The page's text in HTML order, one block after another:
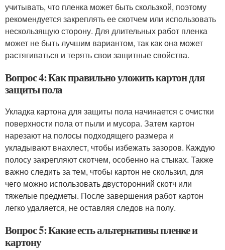
учитывать, что пленка может быть скользкой, поэтому
рекомендуется закреплять ее скотчем или использовать
нескользящую сторону. Для длительных работ пленка
может не быть лучшим вариантом, так как она может
растягиваться и терять свои защитные свойства.
Вопрос 4: Как правильно уложить картон для
защиты пола
Укладка картона для защиты пола начинается с очистки
поверхности пола от пыли и мусора. Затем картон
нарезают на полосы подходящего размера и
укладывают внахлест, чтобы избежать зазоров. Каждую
полосу закрепляют скотчем, особенно на стыках. Также
важно следить за тем, чтобы картон не скользил, для
чего можно использовать двусторонний скотч или
тяжелые предметы. После завершения работ картон
легко удаляется, не оставляя следов на полу.
Вопрос 5: Какие есть альтернативы пленке и
картону